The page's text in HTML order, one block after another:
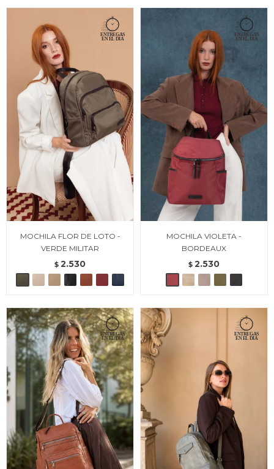
MOCHILA FLOR DE LOTO -
VERDE MILITAR
$ 2.530
MOCHILA VIOLETA -
BORDEAUX
$ 2.530